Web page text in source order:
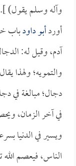
وآله وسلم يقول) ].
أوردأبو داودباب
آدم، وقيل له:
والتمويه؛
دجال؛ مبالغة في
في آخر الزمان،
ويسير في الدنيا
الناس، فيعصم